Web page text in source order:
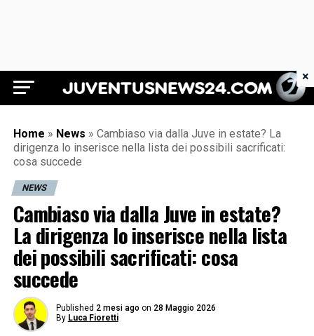
Juventus News 24
Home » News » Cambiaso via dalla Juve in estate? La
dirigenza lo inserisce nella lista dei possibili sacrificati:
cosa succede
NEWS
Cambiaso via dalla Juve in estate?
La dirigenza lo inserisce nella lista
dei possibili sacrificati: cosa
succede
Published 2 mesi ago on 28 Maggio 2026
By Luca Fioretti
×